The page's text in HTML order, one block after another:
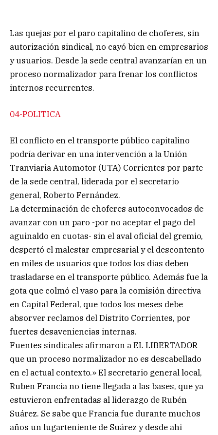
Las quejas por el paro capitalino de choferes, sin
autorización sindical, no cayó bien en empresarios
y usuarios. Desde la sede central avanzarían en un
proceso normalizador para frenar los conflictos
internos recurrentes.
04-POLITICA
El conflicto en el transporte público capitalino
podría derivar en una intervención a la Unión
Tranviaria Automotor (UTA) Corrientes por parte
de la sede central, liderada por el secretario
general, Roberto Fernández.
La determinación de choferes autoconvocados de
avanzar con un paro -por no aceptar el pago del
aguinaldo en cuotas- sin el aval oficial del gremio,
despertó el malestar empresarial y el descontento
en miles de usuarios que todos los dias deben
trasladarse en el transporte público. Además fue la
gota que colmó el vaso para la comisión directiva
en Capital Federal, que todos los meses debe
absorver reclamos del Distrito Corrientes, por
fuertes desaveniencias internas.
Fuentes sindicales afirmaron a EL LIBERTADOR
que un proceso normalizador no es descabellado
en el actual contexto.» El secretario general local,
Ruben Francia no tiene llegada a las bases, que ya
estuvieron enfrentadas al liderazgo de Rubén
Suárez. Se sabe que Francia fue durante muchos
años un lugarteniente de Suárez y desde ahi